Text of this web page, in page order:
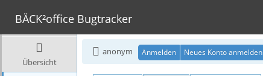
BÄCK²office Bugtracker
Übersicht
anonym Anmelden Neues Konto anmelden